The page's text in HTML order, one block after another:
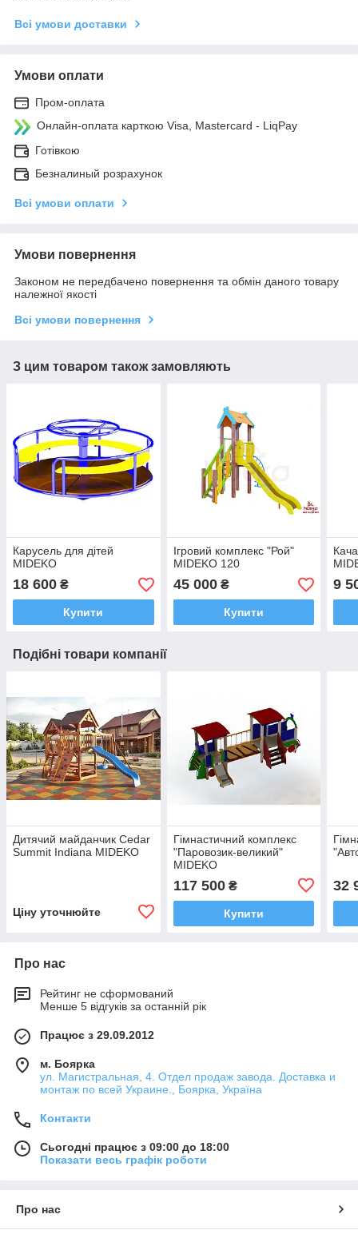
Всі умови доставки
Умови оплати
Пром-оплата
Онлайн-оплата карткою Visa, Mastercard - LiqPay
Готівкою
Безналиный розрахунок
Всі умови оплати
Умови повернення
Законом не передбачено повернення та обмін даного товару
належної якості
Всі умови повернення
З цим товаром також замовляють
Карусель для дітей
MIDEKO
18 600 ₴
Купити
Ігровий комплекс "Рой"
MIDEKO 120
45 000₴
Купити
9
Подібні товари компанії
Дитячий майданчик Cedar
Summit Indiana MIDEKO
Ціну уточнюйте
Гімнастичний комплекс
"Паровозик-великий"
MIDEKO
117 500₴
Купити
32
Про нас
Рейтинг не сформований
Менше 5 відгуків за останній рік
Працює з 29.09.2012
м. Боярка
ул. Магистральная, 4. Отдел продаж завода. Доставка и
монтаж по всей Украине., Боярка, Україна
Контакти
Сьогодні працює з 09:00 до 18:00
Показати весь графік роботи
Про нас